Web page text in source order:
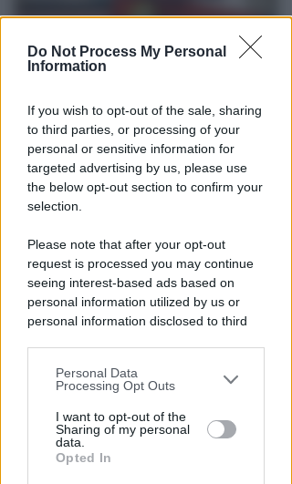
Do Not Process My Personal
Information
If you wish to opt-out of the sale, sharing
to third parties, or processing of your
personal or sensitive information for
targeted advertising by us, please use
the below opt-out section to confirm your
selection.
Please note that after your opt-out
request is processed you may continue
seeing interest-based ads based on
personal information utilized by us or
personal information disclosed to third
You may separately opt-out of the further
disclosure of your personal information
by third parties on the IAB’s list of
downstream participants.
Personal Data
Processing Opt Outs
I want to opt-out of the
Sharing of my personal
data.
Opted In
ENORME DANNO DI IMMAGINE
Licenze sospese a chi lavora tra
degrado e delinquenza. Fipe: un
paradosso
MANUTENZIONE STRAORDINARIA
Rimini, riaperta la piazzetta